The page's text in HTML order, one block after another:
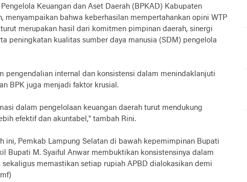
Keuangan dan Aset Daerah (BPKAD) Kabupaten
menyampaikan bahwa keberhasilan mempertahankan opini WTP
merupakan hasil dari komitmen pimpinan daerah, sinergi
peningkatan kualitas sumber daya manusia (SDM) pengelola
pengendalian internal dan konsistensi dalam menindaklanjuti
BPK juga menjadi faktor krusial.
dalam pengelolaan keuangan daerah turut mendukung
efektif dan akuntabel," tambah Rini.
ini, Pemkab Lampung Selatan di bawah kepemimpinan Bupati
Bupati M. Syaiful Anwar membuktikan konsistensinya dalam
memastikan setiap rupiah APBD dialokasikan demi